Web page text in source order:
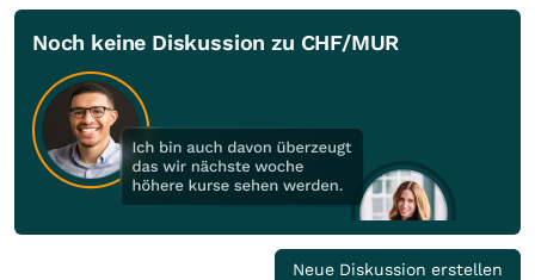
Noch keine Diskussion zu CHF/MUR
Neue Diskussion erstellen